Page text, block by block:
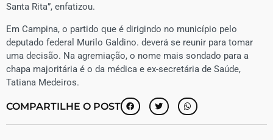
Santa Rita”, enfatizou.
Em Campina, o partido que é dirigindo no município pelo
deputado federal Murilo Galdino. deverá se reunir para tomar
uma decisão. Na agremiação, o nome mais sondado para a
chapa majoritária é o da médica e ex-secretária de Saúde,
Tatiana Medeiros.
COMPARTILHE O POST